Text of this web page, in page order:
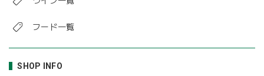
フード一覧
SHOP INFO